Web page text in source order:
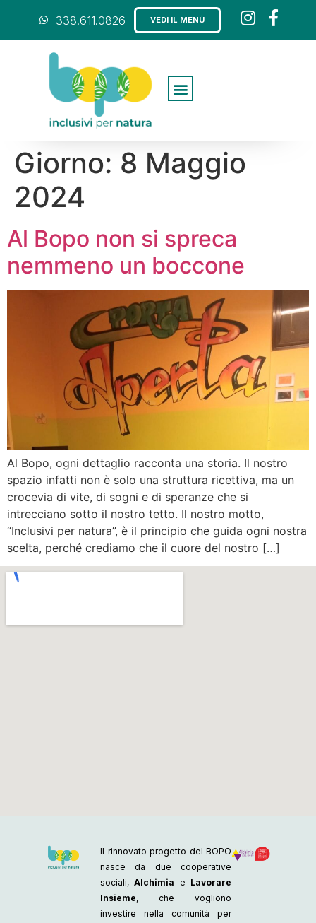
338.611.0826 VEDI IL MENÙ
Giorno: 8 Maggio
2024
Al Bopo non si spreca
nemmeno un boccone
Al Bopo, ogni dettaglio racconta una storia. Il nostro
spazio infatti non è solo una struttura ricettiva, ma un
crocevia di vite, di sogni e di speranze che si
intrecciano sotto il nostro tetto. Il nostro motto,
“Inclusivi per natura”, è il principio che guida ogni nostra
scelta, perché crediamo che il cuore del nostro […]
Il rinnovato progetto del BOPO
nasce da due cooperative
sociali,Alchimia e Lavorare
Insieme, che vogliono
investire nella comunità per